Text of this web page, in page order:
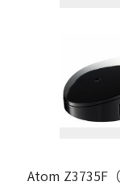
Atom Z3735F